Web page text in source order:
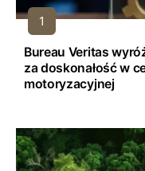
Bureau Veritas
za doskonałość w
motoryzacyjnej